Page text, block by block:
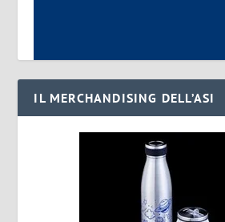
IL MERCHANDISING DELL’ASI